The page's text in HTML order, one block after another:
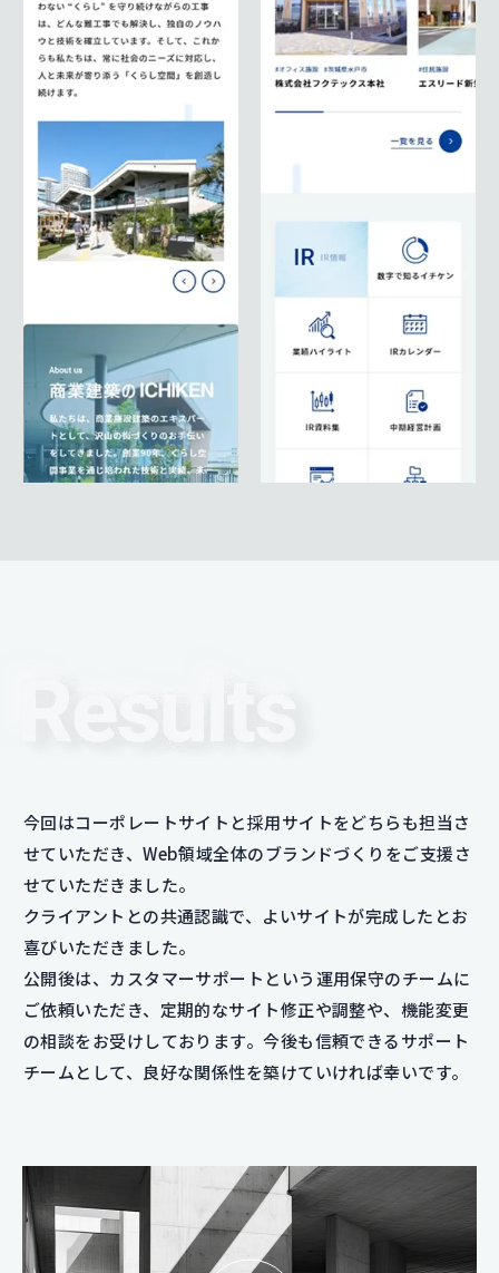
今回はコーポレートサイトと採用サイトをどちらも担当さ
せていただき、Web領域全体のブランドづくりをご支援さ
せていただきました。
クライアントとの共通認識で、よいサイトが完成したとお
喜びいただきました。
公開後は、カスタマーサポートという運用保守のチームに
ご依頼いただき、定期的なサイト修正や調整や、機能変更
の相談をお受けしております。今後も信頼できるサポート
チームとして、良好な関係性を築けていければ幸いです。